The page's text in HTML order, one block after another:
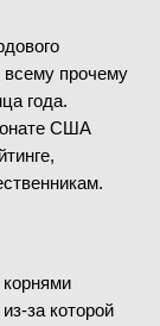
прочему
года.
США
за которой